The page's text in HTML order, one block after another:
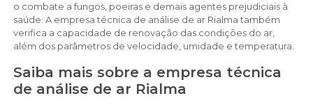
o combate a fungos, poeiras e demais agentes prejudiciais à
saúde. A empresa técnica de análise de ar Rialma também
verifica a capacidade de renovação das condições do ar,
além dos parâmetros de velocidade, umidade e temperatura.
Saiba mais sobre a empresa técnica
de análise de ar Rialma